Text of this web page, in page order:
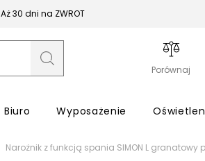
Aż 30 dni na ZWROT
Porównaj
Biuro Wyposażenie
Narożnik z funkcją spania SIMON L granatowy